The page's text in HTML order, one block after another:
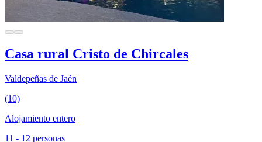
Casa rural Cristo de Chircales
Valdepeñas de Jaén
(10)
Alojamiento entero
11 - 12 personas